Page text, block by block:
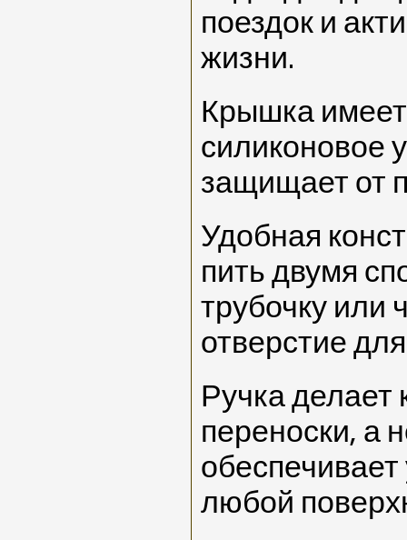
поездок и
жизни.
Крышка
силиконовое
защищает от
Удобная
пить двумя
трубочку или
отверстие
Ручка делает
переноски, а
обеспечивает
любой